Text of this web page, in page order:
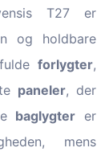
T27 er
og holdbare
forlygter,
paneler, der
baglygter er
mens